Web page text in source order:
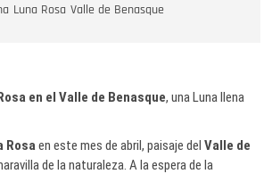
Luna Rosa Valle de Benasque
en el Valle de Benasque, una Luna llena
Rosaen este mes de abril, paisaje delValle de
de la naturaleza. A la espera de la